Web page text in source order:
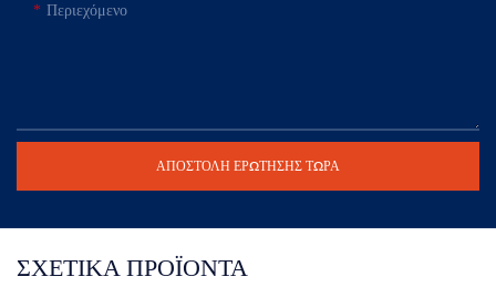
Περιεχόμενο
ΑΠΟΣΤΟΛΉ ΕΡΏΤΗΣΗΣ ΤΏΡΑ
ΣΧΕΤΙΚΆ ΠΡΟΪΌΝΤΑ